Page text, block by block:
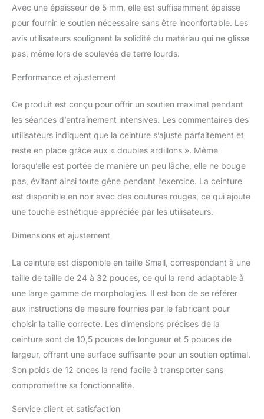
Durabilité : la ceinture de
squat et de soulevé de
partir de cuir, un matériau
durable qui peut résister
homme et femme est un
choix idéal pour les
haltérophiles et autres
athlètes de force.
Contrairement à d'autres
types de courroies.
FORME AMÉLIORÉE :
une ceinture de
musculation peut
également aider à
une bonne posture
pendant les exercices, ce
qui peut vous aider à
soulever des charges
lourdes et réduire le
risque de blessure.
Améliorez la forme avec
la ceinture d'haltérophilie
ProFitness Confort : la
ceinture d'haltérophilie
ProFitness est fabriquée
Avec une épaisseur de 5 mm, elle est suffisamment épaisse
pour fournir le soutien nécessaire sans être inconfortable. Les
avis utilisateurs soulignent la solidité du matériau qui ne glisse
pas, même lors de soulevés de terre lourds.
Performance et ajustement
Ce produit est conçu pour offrir un soutien maximal pendant
les séances d’entraînement intensives. Les commentaires des
utilisateurs indiquent que la ceinture s’ajuste parfaitement et
reste en place grâce aux « doubles ardillons ». Même
lorsqu’elle est portée de manière un peu lâche, elle ne bouge
pas, évitant ainsi toute gêne pendant l’exercice. La ceinture
est disponible en noir avec des coutures rouges, ce qui ajoute
une touche esthétique appréciée par les utilisateurs.
Dimensions et ajustement
La ceinture est disponible en taille Small, correspondant à une
taille de taille de 24 à 32 pouces, ce qui la rend adaptable à
une large gamme de morphologies. Il est bon de se référer
aux instructions de mesure fournies par le fabricant pour
choisir la taille correcte. Les dimensions précises de la
ceinture sont de 10,5 pouces de longueur et 5 pouces de
largeur, offrant une surface suffisante pour un soutien optimal.
Son poids de 12 onces la rend facile à transporter sans
compromettre sa fonctionnalité.
Service client et satisfaction